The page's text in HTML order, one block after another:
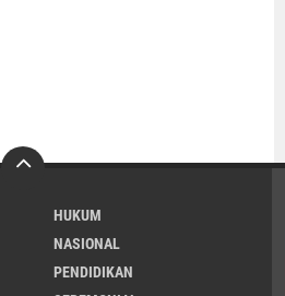
HUKUM
NASIONAL
PENDIDIKAN